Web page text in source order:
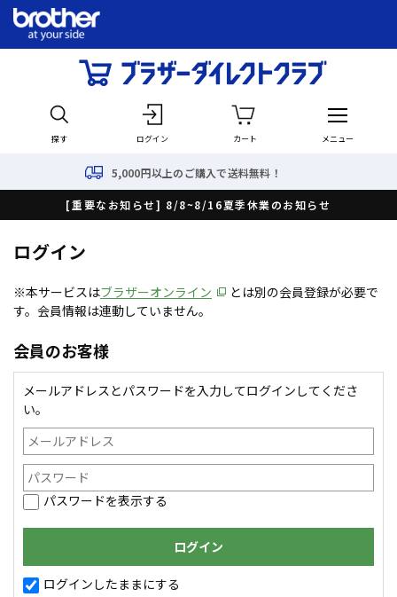
探す ログイン カート メニュー
5,000円以上のご購入で送料無料！
[重要なお知らせ] 8/8~8/16夏季休業のお知らせ
ログイン
※本サービスはブラザーオンライン
とは別の会員登録が必要で
す。会員情報は連動していません。
会員のお客様
メールアドレスとパスワードを入力してログインしてくださ
い。
パスワードを表示する
ログインしたままにする